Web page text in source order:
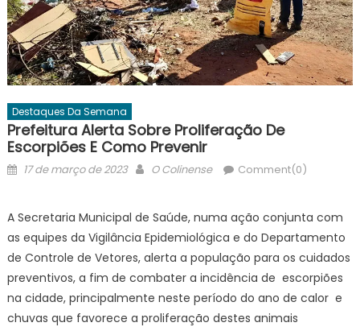
Destaques Da Semana
Prefeitura Alerta Sobre Proliferação De
Escorpiões E Como Prevenir
Posted
17 de março de 2023 Author
O Colinense Comment(0)
A Secretaria Municipal de Saúde, numa ação conjunta com
as equipes da Vigilância Epidemiológica e do Departamento
de Controle de Vetores, alerta a população para os cuidados
preventivos, a fim de combater a incidência de escorpiões
na cidade, principalmente neste período do ano de calor e
chuvas que favorece a proliferação destes animais